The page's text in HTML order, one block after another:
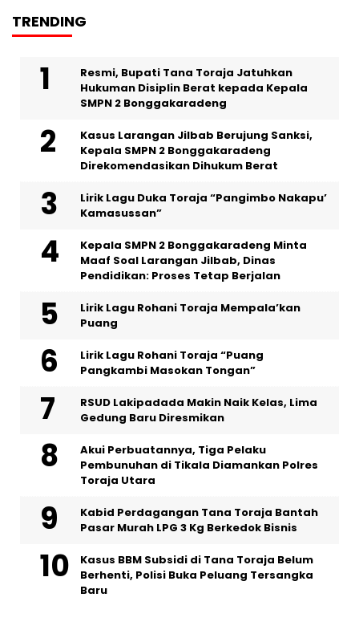
TRENDING
Resmi, Bupati Tana Toraja Jatuhkan
Hukuman Disiplin Berat kepada Kepala
SMPN 2 Bonggakaradeng
Kasus Larangan Jilbab Berujung Sanksi,
Kepala SMPN 2 Bonggakaradeng
Direkomendasikan Dihukum Berat
Lirik Lagu Duka Toraja “Pangimbo Nakapu’
Kamasussan”
Kepala SMPN 2 Bonggakaradeng Minta
Maaf Soal Larangan Jilbab, Dinas
Pendidikan: Proses Tetap Berjalan
Lirik Lagu Rohani Toraja Mempala’kan
Puang
Lirik Lagu Rohani Toraja “Puang
Pangkambi Masokan Tongan”
RSUD Lakipadada Makin Naik Kelas, Lima
Gedung Baru Diresmikan
Akui Perbuatannya, Tiga Pelaku
Pembunuhan di Tikala Diamankan Polres
Toraja Utara
Kabid Perdagangan Tana Toraja Bantah
Pasar Murah LPG 3 Kg Berkedok Bisnis
Kasus BBM Subsidi di Tana Toraja Belum
Berhenti, Polisi Buka Peluang Tersangka
Baru